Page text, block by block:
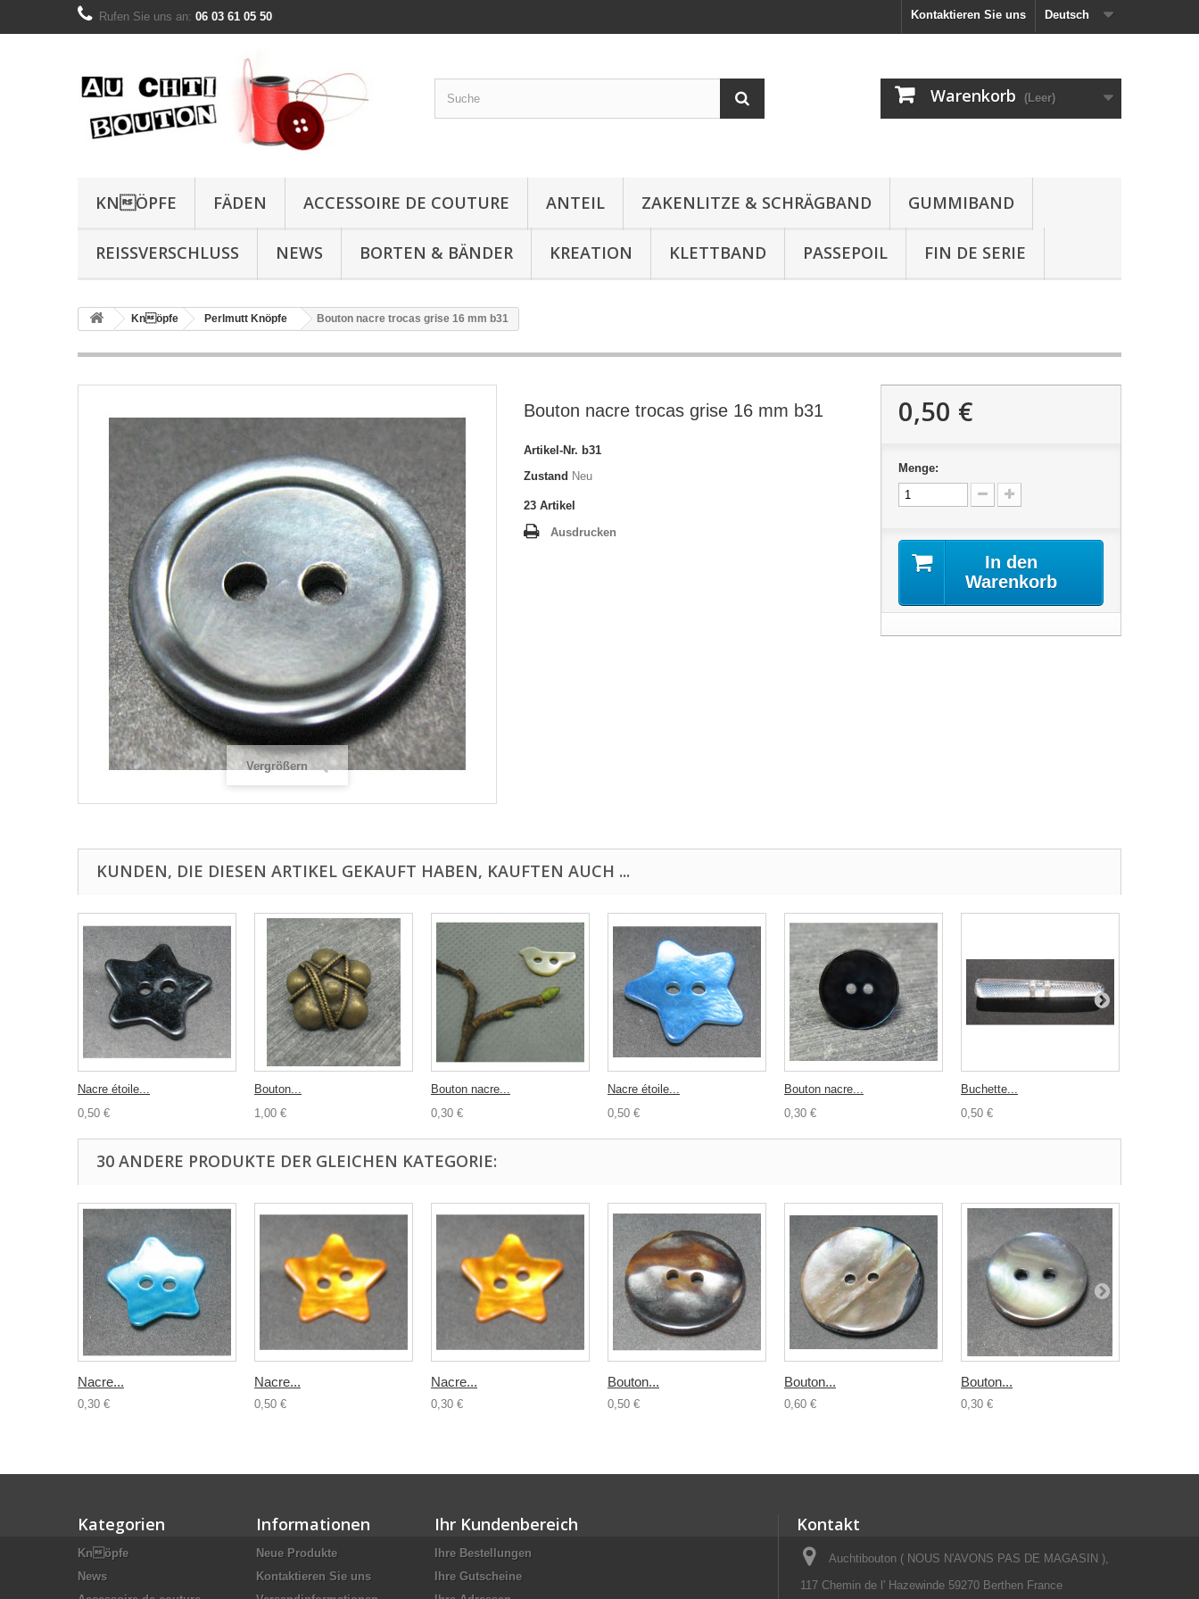
Deutsch
Kontaktieren Sie uns
Rufen Sie uns an: 06 03 61 05 50
Warenkorb (Leer)
KNÖPFE FÄDEN ACCESSOIRE DE COUTURE ANTEIL ZAKENLITZE & SCHRÄGBAND GUMMIBAND
REISSVERSCHLUSS NEWS BORTEN & BÄNDER KREATION KLETTBAND PASSEPOIL FIN DE SERIE
Knöpfe Perlmutt Knöpfe Bouton nacre trocas grise 16 mm b31
Vergrößern
Bouton nacre trocas grise 16 mm b31
Artikel-Nr. b31
Zustand Neu
23 Artikel
Ausdrucken
0,50 €
Menge:
In den
Warenkorb
KUNDEN, DIE DIESEN ARTIKEL GEKAUFT HABEN, KAUFTEN AUCH ...
Nacre étoile...
0,50 €
Bouton...
1,00 €
Bouton nacre...
0,30 €
Nacre étoile...
0,50 €
Bouton nacre...
0,30 €
Buchette...
0,50 €
30 ANDERE PRODUKTE DER GLEICHEN KATEGORIE:
Nacre...
0,30 €
Nacre...
0,50 €
Nacre...
0,30 €
Bouton...
0,50 €
Bouton...
0,60 €
Bouton...
0,30 €
Kategorien
Knöpfe
News
Informationen
Neue Produkte
Kontaktieren Sie uns
Ihr Kundenbereich
Ihre Bestellungen
Ihre Gutscheine
Kontakt
Auchtibouton ( NOUS N'AVONS PAS DE MAGASIN ),
117 Chemin de l' Hazewinde 59270 Berthen France